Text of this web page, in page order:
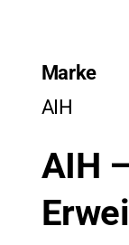
Marke
AIH
AIH